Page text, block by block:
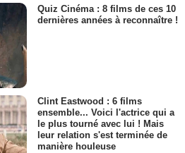
Quiz Cinéma : 8 films de ces 10
dernières années à reconnaître !
Clint Eastwood : 6 films
ensemble... Voici l'actrice qui a
le plus tourné avec lui ! Mais
leur relation s'est terminée de
manière houleuse